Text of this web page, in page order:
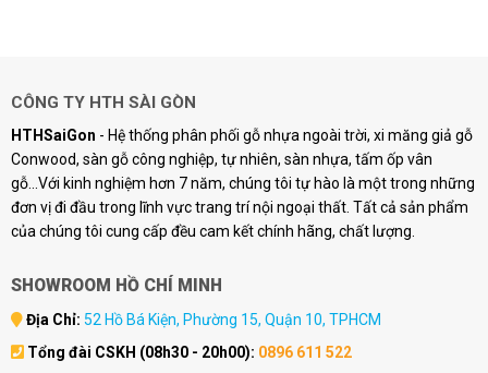
CÔNG TY HTH SÀI GÒN
HTHSaiGon - Hệ thống phân phối gỗ nhựa ngoài trời, xi măng giả gỗ
Conwood, sàn gỗ công nghiệp, tự nhiên, sàn nhựa, tấm ốp vân
gỗ...Với kinh nghiệm hơn 7 năm, chúng tôi tự hào là một trong những
đơn vị đi đầu trong lĩnh vực trang trí nội ngoại thất. Tất cả sản phẩm
của chúng tôi cung cấp đều cam kết chính hãng, chất lượng.
SHOWROOM HỒ CHÍ MINH
Địa Chỉ: 52 Hồ Bá Kiện, Phường 15, Quận 10, TPHCM
Tổng đài CSKH (08h30 - 20h00): 0896 611 522